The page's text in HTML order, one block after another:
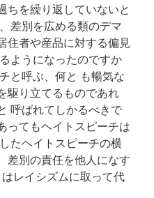
ちを繰り返していないと
差別を広める類のデマ
住者や産品に対する偏見
ようになったのですか
と呼ぶ、何と も暢気な
駆り立てるものであれ
呼ばれてしかるべきで
ってもヘイトスピーチは
たヘイトスピーチの横
差別の責任を他人になす
レイシズムに取って代